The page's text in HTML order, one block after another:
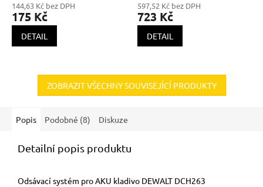
144,63 Kč bez DPH
175 Kč
DETAIL
597,52 Kč bez DPH
723 Kč
DETAIL
ZOBRAZIT VŠECHNY SOUVISEJÍCÍ PRODUKTY
Popis Podobné (8) Diskuze
Detailní popis produktu
Odsávací systém pro AKU kladivo DEWALT DCH263